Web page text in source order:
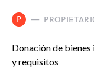
P
Donación de
y requisitos